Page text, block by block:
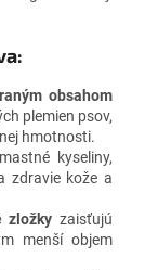
obsahom
plemien psov,
hmotnosti.
kyseliny,
zdravie kože a
zložky zaisťujú
menší objem